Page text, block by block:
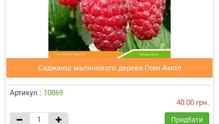
Саджанці малинового дерева Глен Ампл
Артикул : 10869
40.00 грн.
Придбати